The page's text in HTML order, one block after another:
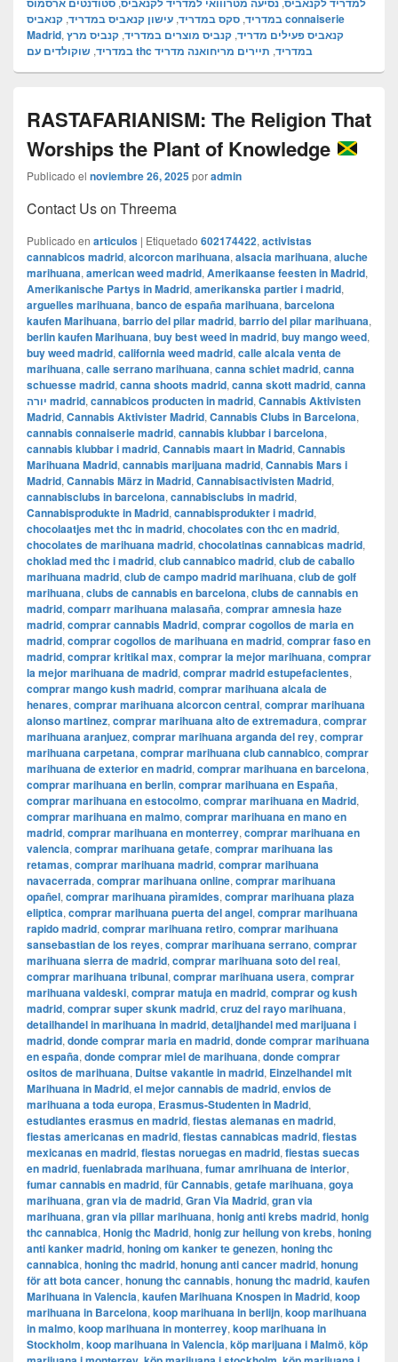
במדריד, סקס במדריד, עישון קנאביס במדריד, קנאביס connaiserie
Madrid, קנאביס פעילים מדריד, קנביס מוצרים במדריד, קנביס מרץ
במדריד, שוקולדים עם thc במדריד, תיירים מריחואנה מדריד
RASTAFARIANISM: The Religion That
Worships the Plant of Knowledge
Publicado el noviembre 26, 2025poradmin
Contact Us on Threema
Publicado en articulos | Etiquetado 602174422, activistas
cannabicos madrid, alcorcon marihuana, alsacia marihuana, aluche
marihuana, american weed madrid, Amerikaanse feesten in Madrid,
Amerikanische Partys in Madrid, amerikanska partier i madrid,
arguelles marihuana, banco de españa marihuana, barcelona
kaufen Marihuana, barrio del pilar madrid, barrio del pilar marihuana,
berlin kaufen Marihuana, buy best weed in madrid, buy mango weed,
buy weed madrid, california weed madrid, calle alcala venta de
marihuana, calle serrano marihuana, canna schiet madrid, canna
schuesse madrid, canna shoots madrid, canna skott madrid, canna
יורה madrid, cannabicos producten in madrid, Cannabis Aktivisten
Madrid, Cannabis Aktivister Madrid, Cannabis Clubs in Barcelona,
cannabis connaiserie madrid, cannabis klubbar i barcelona,
cannabis klubbar i madrid, Cannabis maart in Madrid, Cannabis
Marihuana Madrid, cannabis marijuana madrid, Cannabis Mars i
Madrid, Cannabis März in Madrid, Cannabisactivisten Madrid,
cannabisclubs in barcelona, cannabisclubs in madrid,
Cannabisprodukte in Madrid, cannabisprodukter i madrid,
chocolaatjes met thc in madrid, chocolates con thc en madrid,
chocolates de marihuana madrid, chocolatinas cannabicas madrid,
choklad med thc i madrid, club cannabico madrid, club de caballo
marihuana madrid, club de campo madrid marihuana, club de golf
marihuana, clubs de cannabis en barcelona, clubs de cannabis en
madrid, comparr marihuana malasaña, comprar amnesia haze
madrid, comprar cannabis Madrid, comprar cogollos de maria en
madrid, comprar cogollos de marihuana en madrid, comprar faso en
madrid, comprar kritikal max, comprar la mejor marihuana, comprar
la mejor marihuana de madrid, comprar madrid estupefacientes,
comprar mango kush madrid, comprar marihuana alcala de
henares, comprar marihuana alcorcon central, comprar marihuana
alonso martinez, comprar marihuana alto de extremadura, comprar
marihuana aranjuez, comprar marihuana arganda del rey, comprar
marihuana carpetana, comprar marihuana club cannabico, comprar
marihuana de exterior en madrid, comprar marihuana en barcelona,
comprar marihuana en berlin, comprar marihuana en España,
comprar marihuana en estocolmo, comprar marihuana en Madrid,
comprar marihuana en malmo, comprar marihuana en mano en
madrid, comprar marihuana en monterrey, comprar marihuana en
valencia, comprar marihuana getafe, comprar marihuana las
retamas, comprar marihuana madrid, comprar marihuana
navacerrada, comprar marihuana online, comprar marihuana
opañel, comprar marihuana pìramides, comprar marihuana plaza
eliptica, comprar marihuana puerta del angel, comprar marihuana
rapido madrid, comprar marihuana retiro, comprar marihuana
sansebastian de los reyes, comprar marihuana serrano, comprar
marihuana sierra de madrid, comprar marihuana soto del real,
comprar marihuana tribunal, comprar marihuana usera, comprar
marihuana valdeski, comprar matuja en madrid, comprar og kush
madrid, comprar super skunk madrid, cruz del rayo marihuana,
detailhandel in marihuana in madrid, detaljhandel med marijuana i
madrid, donde comprar maria en madrid, donde comprar marihuana
en españa, donde comprar miel de marihuana, donde comprar
ositos de marihuana, Duitse vakantie in madrid, Einzelhandel mit
Marihuana in Madrid, el mejor cannabis de madrid, envios de
marihuana a toda europa, Erasmus-Studenten in Madrid,
estudiantes erasmus en madrid, fiestas alemanas en madrid,
fiestas americanas en madrid, fiestas cannabicas madrid, fiestas
mexicanas en madrid, fiestas noruegas en madrid, fiestas suecas
en madrid, fuenlabrada marihuana, fumar amrihuana de interior,
fumar cannabis en madrid, für Cannabis, getafe marihuana, goya
marihuana, gran via de madrid, ​​Gran Via Madrid, gran via
marihuana, gran via pillar marihuana, honig anti krebs madrid, honig
thc cannabica, Honig thc Madrid, honig zur heilung von krebs, honing
anti kanker madrid, honing om kanker te genezen, honing thc
cannabica, honing thc madrid, honung anti cancer madrid, honung
för att bota cancer, honung thc cannabis, honung thc madrid, kaufen
Marihuana in Valencia, kaufen Marihuana Knospen in Madrid, koop
marihuana in Barcelona, koop marihuana in berlijn, koop marihuana
in malmo, koop marihuana in monterrey, koop marihuana in
Stockholm, ​​koop marihuana in Valencia, köp marijuana i Malmö, köp